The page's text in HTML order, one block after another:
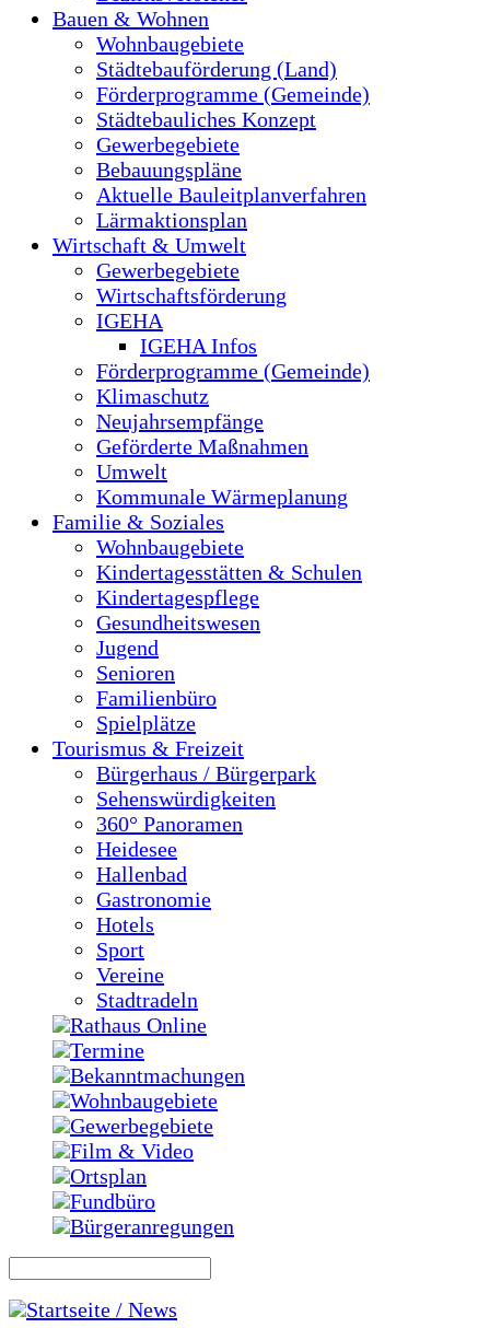
Bauen & Wohnen
Wohnbaugebiete
Städtebauförderung (Land)
Förderprogramme (Gemeinde)
Städtebauliches Konzept
Gewerbegebiete
Bebauungspläne
Aktuelle Bauleitplanverfahren
Lärmaktionsplan
Wirtschaft & Umwelt
Gewerbegebiete
Wirtschaftsförderung
IGEHA
IGEHA Infos
Förderprogramme (Gemeinde)
Klimaschutz
Neujahrsempfänge
Geförderte Maßnahmen
Umwelt
Kommunale Wärmeplanung
Familie & Soziales
Wohnbaugebiete
Kindertagesstätten & Schulen
Kindertagespflege
Gesundheitswesen
Jugend
Senioren
Familienbüro
Spielplätze
Tourismus & Freizeit
Bürgerhaus / Bürgerpark
Sehenswürdigkeiten
360° Panoramen
Heidesee
Hallenbad
Gastronomie
Hotels
Sport
Vereine
Stadtradeln
Rathaus Online
Termine
Bekanntmachungen
Wohnbaugebiete
Gewerbegebiete
Film & Video
Ortsplan
Fundbüro
Bürgeranregungen
Startseite / News